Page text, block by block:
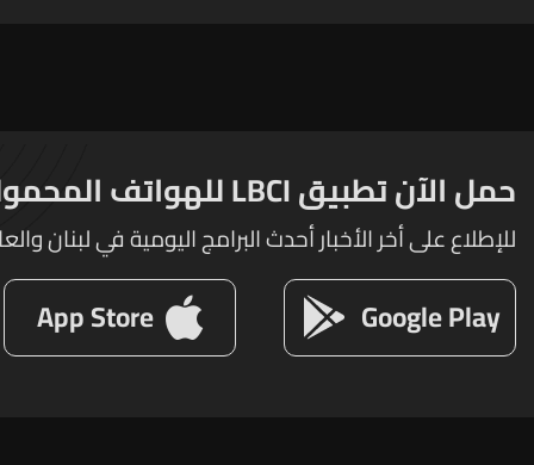
حمل الآن تطبيق LBCI للهواتف المحمولة
للإطلاع على أخر الأخبار أحدث البرامج اليومية في لبنان
Google Play
App Store